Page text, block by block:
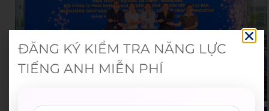
ĐĂNG KÝ KIỂM TRA NĂNG LỰC
TIẾNG ANH MIỄN PHÍ